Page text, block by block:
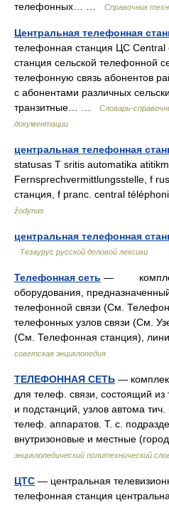
телефонных… …
Справочник
Центральная телефонная
телефонная станция ЦС
станция сельской телефонной
телефонную связь абонентов
с абонентами различных
транзитные… …
Словарь-
документации
центральная телефонная
statusas T sritis automatika
Fernsprechvermittlungsstelle, f
станция, f pranc. central
žodynas
центральная телефонная
Тезаурус русской деловой лексики
Телефонная сеть — комплекс
оборудования,
телефонной связи (См.
телефонных узлов связи (См.
(См. Телефонная станция),
советская энциклопедия
ТЕЛЕФОННАЯ СЕТЬ —
для телеф. связи, состоящий
и подстанций, узлов автома
телеф. аппаратов. Т. с.
внутризоновые и местные
энциклопедический политехнический
ЦТС — центральная
телефонная станция